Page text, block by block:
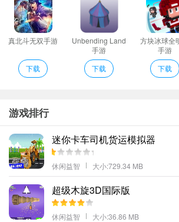
2、浪漫的玄幻世界飞升成仙超级唯美遇到心
度过一生。
3、解锁不同难度级别的副本任务凭借自己的
一臂之力！
4、合成神兽解锁红包随时提现秒速到账；
6、捕捉到的宠物成长率和资质均随机生成。
7、山海异闻录果盘版是一款D国韵奇遇式手
新诠释古籍经典并衍生出崭新的故事脉络与
手。
更多好玩的手游，请持续关注顺发游戏网
真北斗无双手游
下载
Unbending Land
手游
下载
方块冰球全
手游
下载
游戏排行
迷你卡车司机货运模拟器
休闲益智 大小:729.34 MB
超级木旋3D国际版
休闲益智 大小:36.86 MB